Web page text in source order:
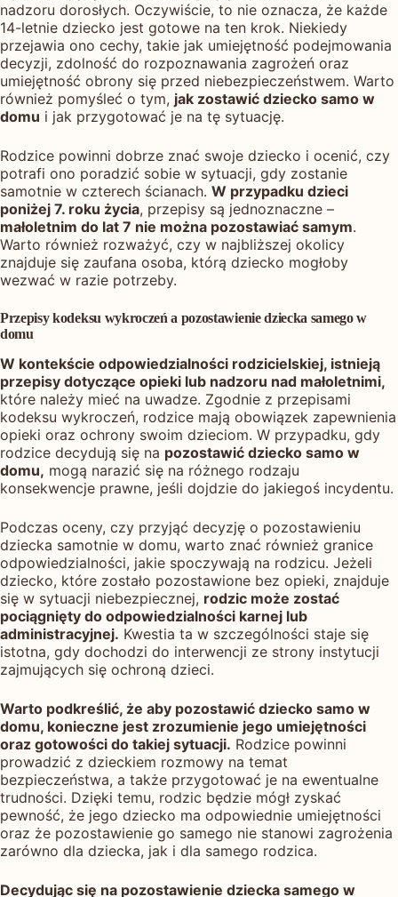
nadzoru dorosłych. Oczywiście, to nie oznacza, że każde
14-letnie dziecko jest gotowe na ten krok. Niekiedy
przejawia ono cechy, takie jak umiejętność podejmowania
decyzji, zdolność do rozpoznawania zagrożeń oraz
umiejętność obrony się przed niebezpieczeństwem. Warto
również pomyśleć o tym, jak zostawić dziecko samo w
domu i jak przygotować je na tę sytuację.
Rodzice powinni dobrze znać swoje dziecko i ocenić, czy
potrafi ono poradzić sobie w sytuacji, gdy zostanie
samotnie w czterech ścianach. W przypadku dzieci
poniżej 7. roku życia, przepisy są jednoznaczne –
małoletnim do lat 7 nie można pozostawiać samym.
Warto również rozważyć, czy w najbliższej okolicy
znajduje się zaufana osoba, którą dziecko mogłoby
wezwać w razie potrzeby.
Przepisy kodeksu wykroczeń a pozostawienie dziecka samego w
domu
W kontekście odpowiedzialności rodzicielskiej, istnieją
przepisy dotyczące opieki lub nadzoru nad małoletnimi,
które należy mieć na uwadze. Zgodnie z przepisami
kodeksu wykroczeń, rodzice mają obowiązek zapewnienia
opieki oraz ochrony swoim dzieciom. W przypadku, gdy
rodzice decydują się na pozostawić dziecko samo w
domu, mogą narazić się na różnego rodzaju
konsekwencje prawne, jeśli dojdzie do jakiegoś incydentu.
Podczas oceny, czy przyjąć decyzję o pozostawieniu
dziecka samotnie w domu, warto znać również granice
odpowiedzialności, jakie spoczywają na rodzicu. Jeżeli
dziecko, które zostało pozostawione bez opieki, znajduje
się w sytuacji niebezpiecznej, rodzic może zostać
pociągnięty do odpowiedzialności karnej lub
administracyjnej. Kwestia ta w szczególności staje się
istotna, gdy dochodzi do interwencji ze strony instytucji
zajmujących się ochroną dzieci.
Warto podkreślić, że aby pozostawić dziecko samo w
domu, konieczne jest zrozumienie jego umiejętności
oraz gotowości do takiej sytuacji. Rodzice powinni
prowadzić z dzieckiem rozmowy na temat
bezpieczeństwa, a także przygotować je na ewentualne
trudności. Dzięki temu, rodzic będzie mógł zyskać
pewność, że jego dziecko ma odpowiednie umiejętności
oraz że pozostawienie go samego nie stanowi zagrożenia
zarówno dla dziecka, jak i dla samego rodzica.
Decydując się na pozostawienie dziecka samego w